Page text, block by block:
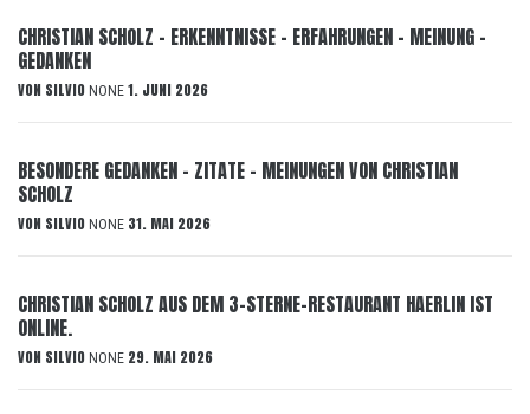
CHRISTIAN SCHOLZ – ERKENNTNISSE – ERFAHRUNGEN – MEINUNG –
GEDANKEN
VON SILVIO NONE 1. JUNI 2026
BESONDERE GEDANKEN – ZITATE – MEINUNGEN VON CHRISTIAN
SCHOLZ
VON SILVIO NONE 31. MAI 2026
CHRISTIAN SCHOLZ AUS DEM 3-STERNE-RESTAURANT HAERLIN IST
ONLINE.
VON SILVIO NONE 29. MAI 2026